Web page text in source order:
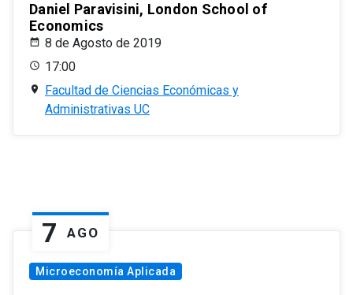
Daniel Paravisini, London School of
Economics
8 de Agosto de 2019
17:00
Facultad de Ciencias Económicas y
Administrativas UC
7 AGO
Microeconomía Aplicada